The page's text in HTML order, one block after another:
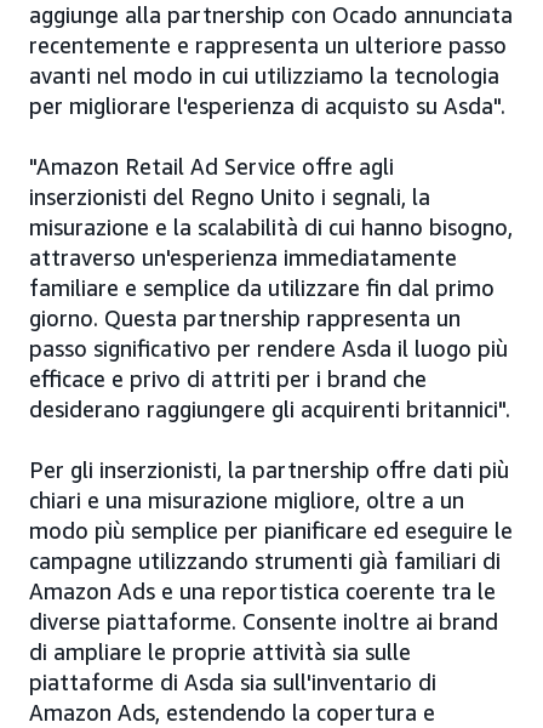
aggiunge alla partnership con Ocado annunciata
recentemente e rappresenta un ulteriore passo
avanti nel modo in cui utilizziamo la tecnologia
per migliorare l'esperienza di acquisto su Asda".
"Amazon Retail Ad Service offre agli
inserzionisti del Regno Unito i segnali, la
misurazione e la scalabilità di cui hanno bisogno,
attraverso un'esperienza immediatamente
familiare e semplice da utilizzare fin dal primo
giorno. Questa partnership rappresenta un
passo significativo per rendere Asda il luogo più
efficace e privo di attriti per i brand che
desiderano raggiungere gli acquirenti britannici".
Per gli inserzionisti, la partnership offre dati più
chiari e una misurazione migliore, oltre a un
modo più semplice per pianificare ed eseguire le
campagne utilizzando strumenti già familiari di
Amazon Ads e una reportistica coerente tra le
diverse piattaforme. Consente inoltre ai brand
di ampliare le proprie attività sia sulle
piattaforme di Asda sia sull'inventario di
Amazon Ads, estendendo la copertura e